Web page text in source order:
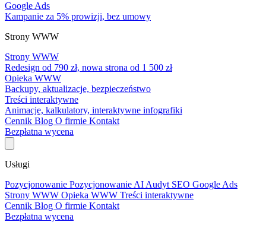
Google Ads
Kampanie za 5% prowizji, bez umowy
Strony WWW
Strony WWW
Redesign od 790 zł, nowa strona od 1 500 zł
Opieka WWW
Backupy, aktualizacje, bezpieczeństwo
Treści interaktywne
Animacje, kalkulatory, interaktywne infografiki
Cennik Blog O firmie Kontakt
Bezpłatna wycena
Usługi
Pozycjonowanie Pozycjonowanie AI Audyt SEO Google Ads
Strony WWW Opieka WWW Treści interaktywne
Cennik Blog O firmie Kontakt
Bezpłatna wycena